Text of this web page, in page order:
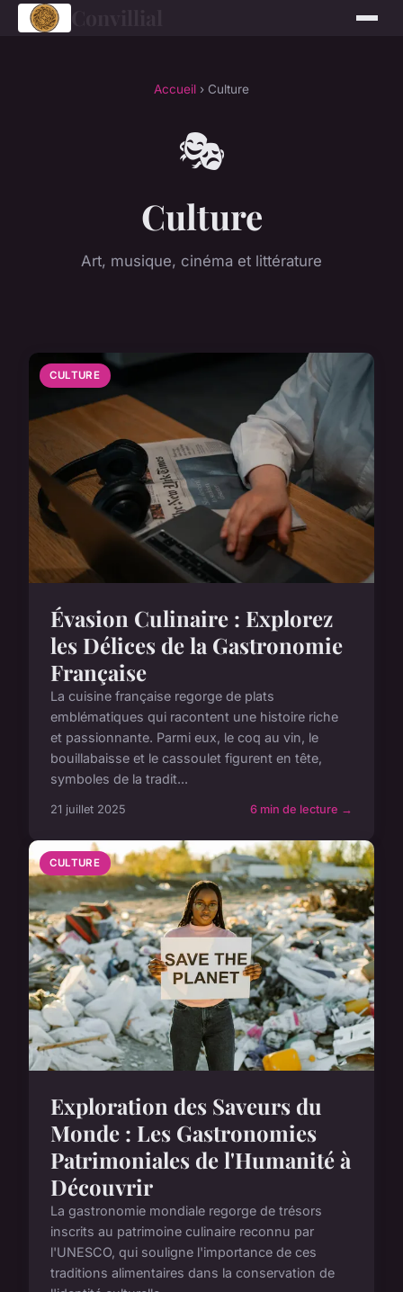
Accueil › Culture
🎭
Culture
Art, musique, cinéma et littérature
CULTURE
Évasion Culinaire : Explorez
les Délices de la Gastronomie
Française
La cuisine française regorge de plats
emblématiques qui racontent une histoire riche
et passionnante. Parmi eux, le coq au vin, le
bouillabaisse et le cassoulet figurent en tête,
symboles de la tradit...
21 juillet 2025 6 min de lecture →
CULTURE
Exploration des Saveurs du
Monde : Les Gastronomies
Patrimoniales de l'Humanité à
Découvrir
La gastronomie mondiale regorge de trésors
inscrits au patrimoine culinaire reconnu par
l'UNESCO, qui souligne l'importance de ces
traditions alimentaires dans la conservation de